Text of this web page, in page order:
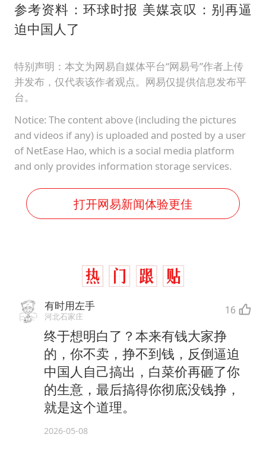
参考资料：环球时报 美媒哀叹：别再逼
迫中国人了
特别声明：本文为网易自媒体平台“网易号”作者上传
并发布，仅代表该作者观点。网易仅提供信息发布平
台。
Notice: The content above (including the pictures
and videos if any) is uploaded and posted by a user
of NetEase Hao, which is a social media platform
and only provides information storage services.
打开网易新闻体验更佳
有时用左手
河北石家庄 16
终于想明白了？本来有钱大家挣
的，你不卖，挣不到钱，反倒逼迫
中国人自己搞出，白菜价再砸了你
的生意，最后搞得你彻底没钱挣，
就是这个道理。
2026-05-08